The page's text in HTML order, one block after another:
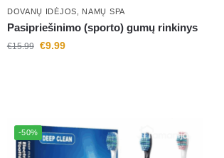
DOVANŲ IDĖJOS NAMŲ SPA
Pasipriešinimo (sporto) gumų rinkinys
€15.99 €9.99
-50%